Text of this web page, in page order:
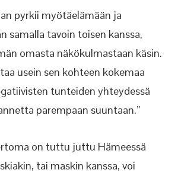
pyrkii myötäelämään ja
samalla tavoin toisen kanssa,
omasta näkökulmastaan käsin.
usein sen kohteen kokemaa
tunteiden yhteydessä
parempaan suuntaan.”
on tuttu juttu Hämeessä
tai maskin kanssa, voi